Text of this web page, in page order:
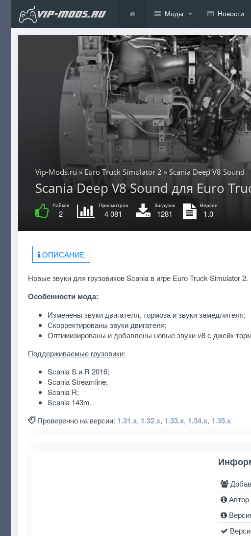
Моды Новости
Vip-Mods.ru » Euro Truck Simulator 2 » Scania Deep V8 Sound
Scania Deep V8 Sound для Euro
Лайков
2
Просмотров
4 081
Загрузок
1281
Версия
1.0
ОПИСАНИЕ
Новые звуки для грузовиков Scania в игре Euro Truck Simulator 2.
Особенности мода:
Изменены звуки двигателя, тормоза и звуки замедлителя;
Скорректированы звуки двигателя;
Оптимизированы и добавлены новые звуки v8 с джейк
Поддерживаемые грузовики:
Scania S и R 2016;
Scania Streamline;
Scania R;
Scania 143m.
Проверенно на версии: 1.31.x, 1.32.x, 1.33.x, 1.34.x, 1.35.x
Автор